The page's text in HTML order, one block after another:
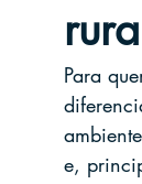
Para
e,